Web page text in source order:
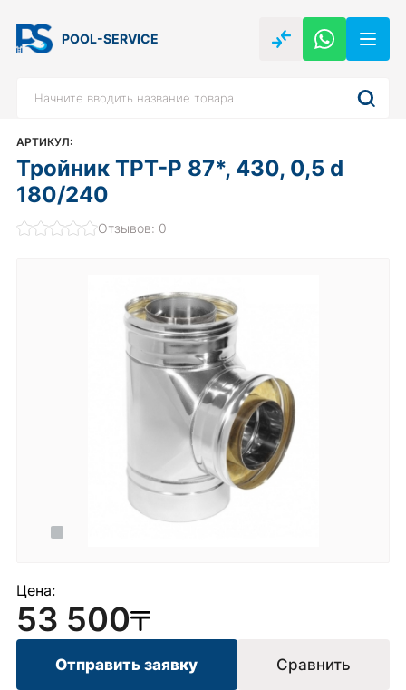
POOL-SERVICE
АРТИКУЛ:
Тройник TPT-P 87*, 430, 0,5 d
180/240
Отзывов: 0
Цена:
53 500
Отправить заявку Сравнить